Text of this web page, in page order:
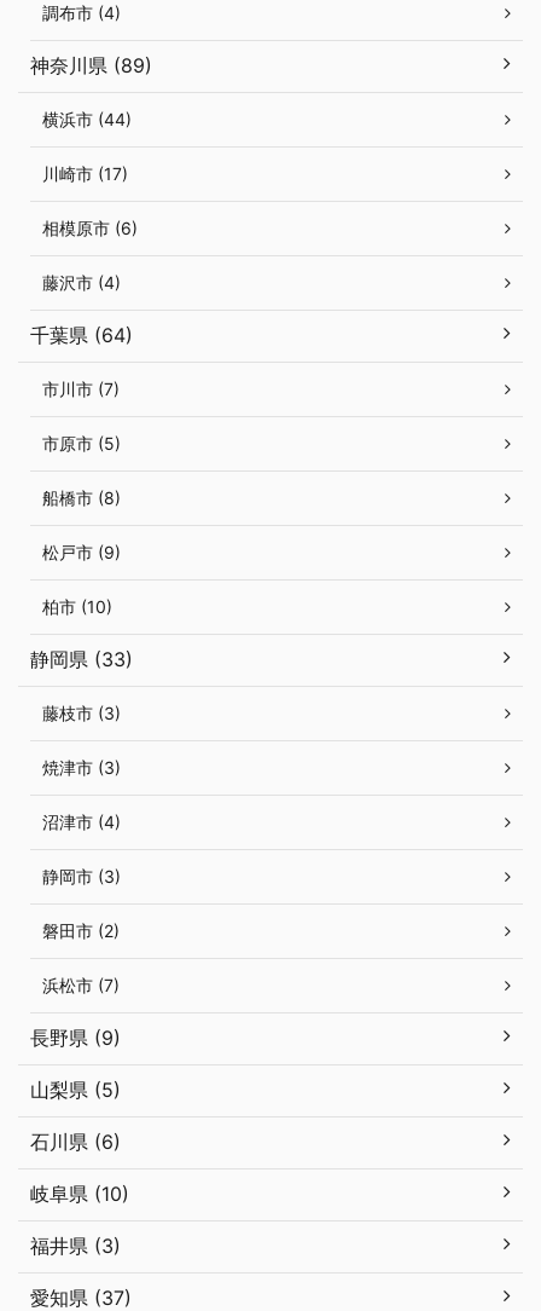
調布市 (4)
神奈川県 (89)
横浜市 (44)
川崎市 (17)
相模原市 (6)
藤沢市 (4)
千葉県 (64)
市川市 (7)
市原市 (5)
船橋市 (8)
松戸市 (9)
柏市 (10)
静岡県 (33)
藤枝市 (3)
焼津市 (3)
沼津市 (4)
静岡市 (3)
磐田市 (2)
浜松市 (7)
長野県 (9)
山梨県 (5)
石川県 (6)
岐阜県 (10)
福井県 (3)
愛知県 (37)